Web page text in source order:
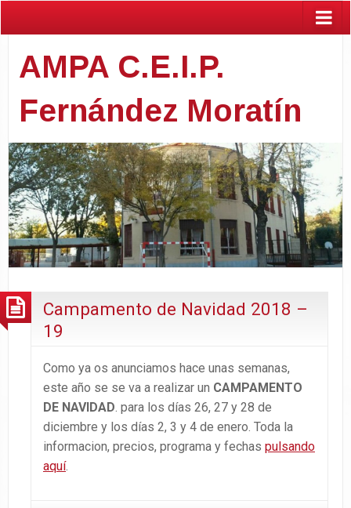
AMPA C.E.I.P.
Fernández Moratín
Campamento de Navidad 2018 –
19
Como ya os anunciamos hace unas semanas,
este año se se va a realizar un CAMPAMENTO
DE NAVIDAD . para los días 26, 27 y 28 de
diciembre y los días 2, 3 y 4 de enero. Toda la
informacion, precios, programa y fechas pulsando
aquí.